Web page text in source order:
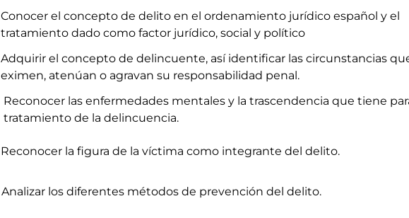
Conocer el concepto de delito en el ordenamiento jurídico español y el
tratamiento dado como factor jurídico, social y político
Adquirir el concepto de delincuente, así identificar las circunstancias
eximen, atenúan o agravan su responsabilidad penal.
Reconocer las enfermedades mentales y la trascendencia que tiene
tratamiento de la delincuencia.
Reconocer la figura de la víctima como integrante del delito.
Analizar los diferentes métodos de prevención del delito.